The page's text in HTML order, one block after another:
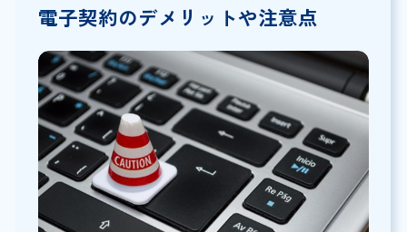
電子契約のデメリットや注意点